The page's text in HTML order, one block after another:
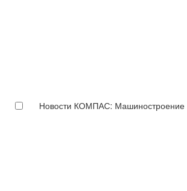
Новости КОМПАС: Машиностроение